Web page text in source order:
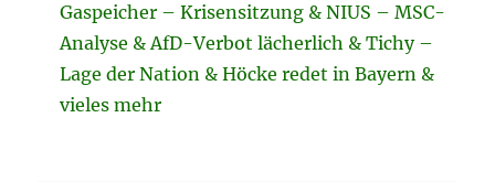
Gaspeicher – Krisensitzung & NIUS – MSC-
Analyse & AfD-Verbot lächerlich & Tichy –
Lage der Nation & Höcke redet in Bayern &
vieles mehr